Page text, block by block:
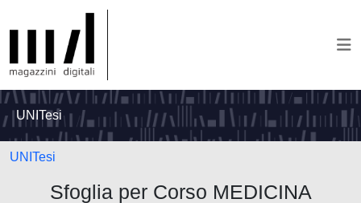
UNITesi
UNITesi
Sfoglia per Corso MEDICINA